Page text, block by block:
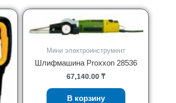
Мини электроинструмент
Шлифмашина Proxxon 28536
67,140.00₸
В корзину